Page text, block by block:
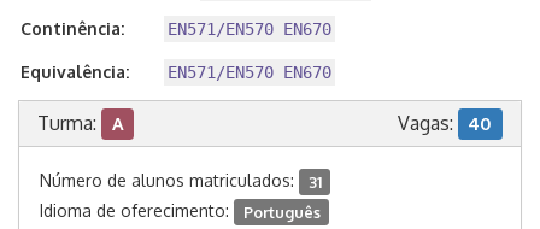
Continência: EN571/EN570 EN670
Equivalência: EN571/EN570 EN670
Turma: A Vagas: 40
Número de alunos matriculados: 31
Idioma de oferecimento: Português